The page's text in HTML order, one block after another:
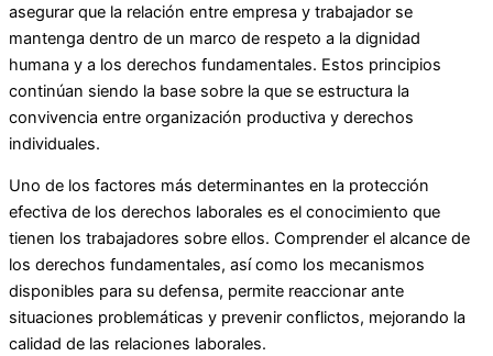
asegurar que la relación entre empresa y trabajador se
mantenga dentro de un marco de respeto a la dignidad
humana y a los derechos fundamentales. Estos principios
continúan siendo la base sobre la que se estructura la
convivencia entre organización productiva y derechos
individuales.
Uno de los factores más determinantes en la protección
efectiva de los derechos laborales es el conocimiento que
tienen los trabajadores sobre ellos. Comprender el alcance de
los derechos fundamentales, así como los mecanismos
disponibles para su defensa, permite reaccionar ante
situaciones problemáticas y prevenir conflictos, mejorando la
calidad de las relaciones laborales.